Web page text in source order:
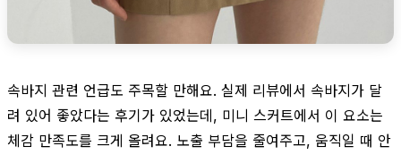
속바지 관련 언급도 주목할 만해요. 실제 리뷰에서 속바지가 달
려 있어 좋았다는 후기가 있었는데, 미니 스커트에서 이 요소는
체감 만족도를 크게 올려요. 노출 부담을 줄여주고, 움직일 때 안